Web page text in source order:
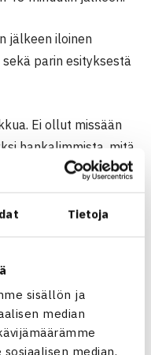
Tietoja
sisällön ja
median
median,
jälkeen iloinen
parin esityksestä
Ei ollut missään
hankalimmista, mitä
Vastustajat
kakkossyötöillä ei
kuitenkin pysyä
toisen ja
paikassa
ansaittiin